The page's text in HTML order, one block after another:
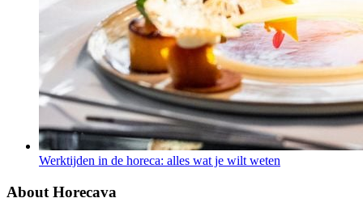
Werktijden in de horeca: alles wat je wilt weten
About Horecava